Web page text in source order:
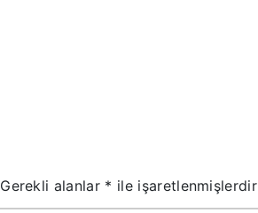
Gerekli alanlar * ile işaretlenmişlerdir